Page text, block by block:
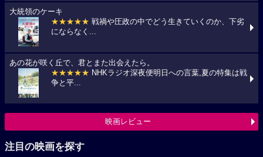
大統領のケーキ
★★★★★ 戦禍や圧政の中でどう生きていくのか、下劣
にならなく...
あの花が咲く丘で、君とまた出会えたら。
★★★★★ NHKラジオ深夜便明日への言葉,夏の特集は戦
争と平...
映画レビュー
注目の映画を探す